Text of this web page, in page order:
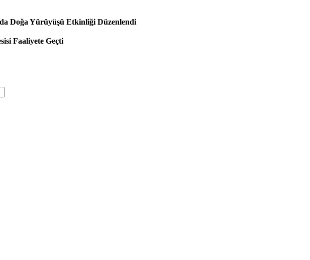
Doğa Yürüyüşü Etkinliği Düzenlendi
Faaliyete Geçti